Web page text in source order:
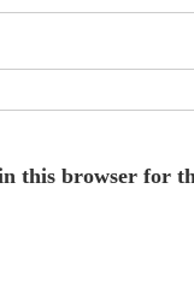
this browser for